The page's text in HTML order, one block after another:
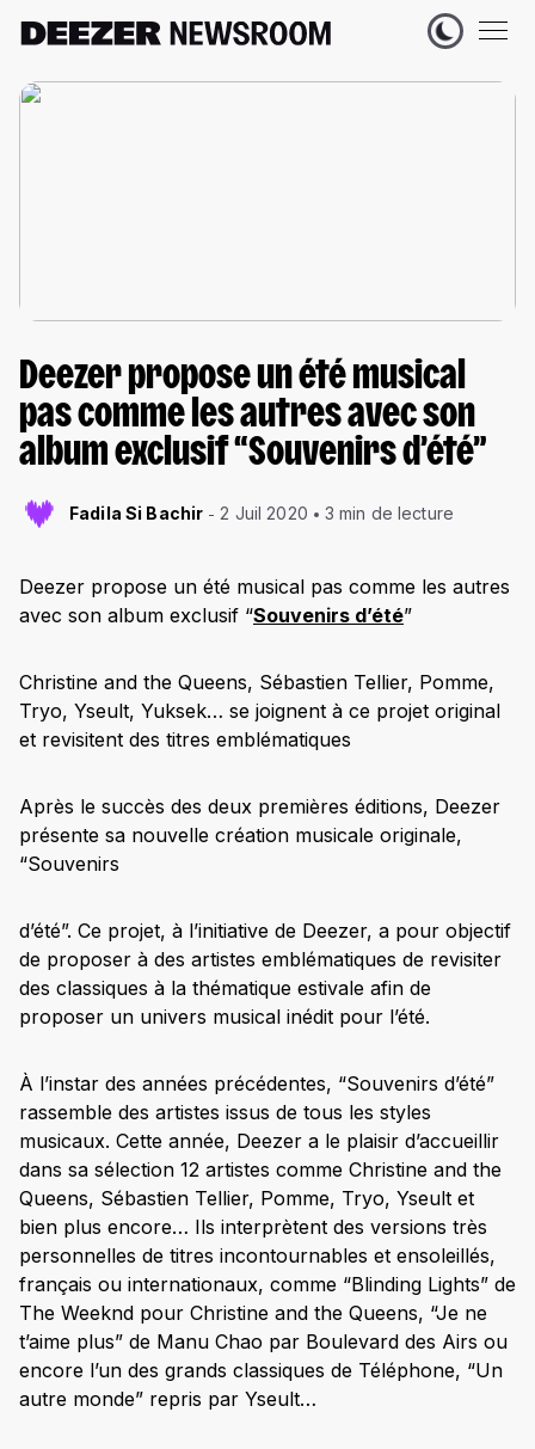
Deezer propose un été musical
pas comme les autres avec son
album exclusif “Souvenirs d’été”
Fadila Si Bachir 2 Juil 2020 3 min de lecture
Deezer propose un été musical pas comme les autres
avec son album exclusif “Souvenirs d’été”
Christine and the Queens, Sébastien Tellier, Pomme,
Tryo, Yseult, Yuksek… se joignent à ce projet original
et revisitent des titres emblématiques
Après le succès des deux premières éditions, Deezer
présente sa nouvelle création musicale originale,
“Souvenirs
d’été”. Ce projet, à l’initiative de Deezer, a pour objectif
de proposer à des artistes emblématiques de revisiter
des classiques à la thématique estivale afin de
proposer un univers musical inédit pour l’été.
À l’instar des années précédentes, “Souvenirs d’été”
rassemble des artistes issus de tous les styles
musicaux. Cette année, Deezer a le plaisir d’accueillir
dans sa sélection 12 artistes comme Christine and the
Queens, Sébastien Tellier, Pomme, Tryo, Yseult et
bien plus encore… Ils interprètent des versions très
personnelles de titres incontournables et ensoleillés,
français ou internationaux, comme “Blinding Lights” de
The Weeknd pour Christine and the Queens, “Je ne
t’aime plus” de Manu Chao par Boulevard des Airs ou
encore l’un des grands classiques de Téléphone, “Un
autre monde” repris par Yseult…